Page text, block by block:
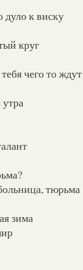
к виску
круг
чего то ждут
тюрьма
зима